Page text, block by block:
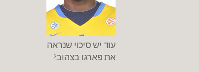
עוד יש סיכוי שנראה
את פארגו בצהוב?